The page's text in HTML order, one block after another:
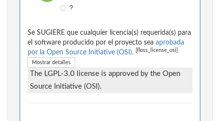
?
Se SUGIERE que cualquier licencia(s) requerida(s) para
el software producido por el proyecto sea aprobada
por la Open Source Initiative (OSI).
[floss_license_osi]
Mostrar detalles
The LGPL-3.0 license is approved by the Open
Source Initiative (OSI).